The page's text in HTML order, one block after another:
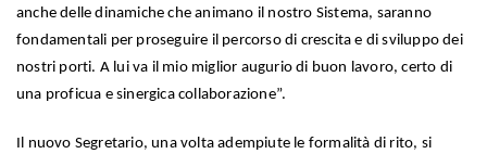
anche delle dinamiche che animano il nostro Sistema, saranno
fondamentali per proseguire il percorso di crescita e di sviluppo dei
nostri porti. A lui va il mio miglior augurio di buon lavoro, certo di
una proficua e sinergica collaborazione”.
Il nuovo Segretario, una volta adempiute le formalità di rito, si